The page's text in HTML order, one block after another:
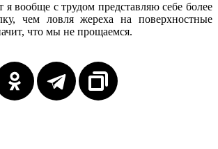
вообще с трудом представляю себе более
чем ловля жереха на поверхностные
что мы не прощаемся.